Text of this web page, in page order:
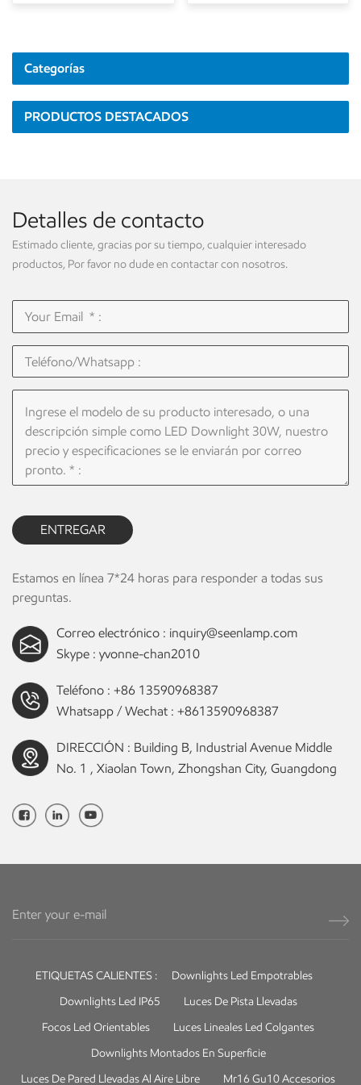
Categorías
PRODUCTOS DESTACADOS
Detalles de contacto
Estimado cliente, gracias por su tiempo, cualquier interesado
productos, Por favor no dude en contactar con nosotros.
ENTREGAR
Estamos en línea 7*24 horas para responder a todas sus
preguntas.
Correo electrónico : inquiry@seenlamp.com
Skype : yvonne-chan2010
Teléfono : +86 13590968387
Whatsapp / Wechat : +8613590968387
DIRECCIÓN : Building B, Industrial Avenue Middle
No. 1 , Xiaolan Town, Zhongshan City, Guangdong
ETIQUETAS CALIENTES :
Downlights Led Empotrables
Downlights Led IP65
Luces De Pista Llevadas
Focos Led Orientables
Luces Lineales Led Colgantes
Downlights Montados En Superficie
Luces De Pared Llevadas Al Aire Libre
Mr16 Gu10 Accesorios